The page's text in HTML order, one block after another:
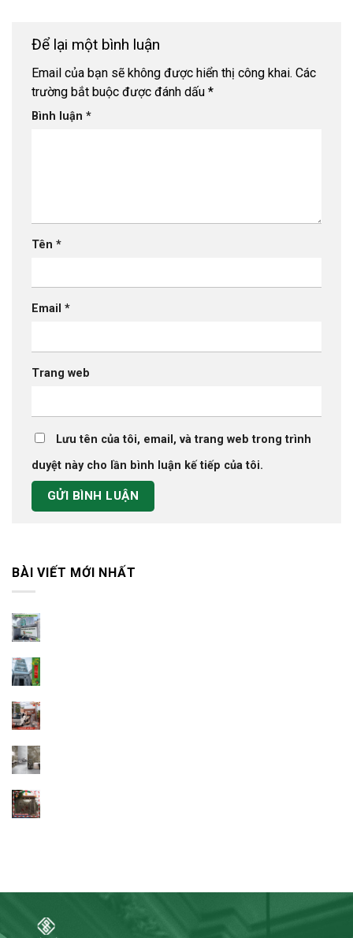
Để lại một bình luận
Email của bạn sẽ không được hiển thị công khai. Các
trường bắt buộc được đánh dấu *
Bình luận *
Tên *
Email *
Trang web
Lưu tên của tôi, email, và trang web trong trình
duyệt này cho lần bình luận kế tiếp của tôi.
BÀI VIẾT MỚI NHẤT